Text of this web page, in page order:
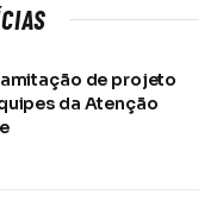
de projeto
da Atenção